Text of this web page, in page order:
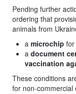
Pending further
ordering that
animals from
a microchip
a document
vaccination
These conditions
for non-commercial